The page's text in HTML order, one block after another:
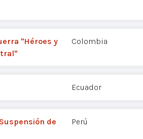
"Héroes y
Colombia
Ecuador
de
Perú